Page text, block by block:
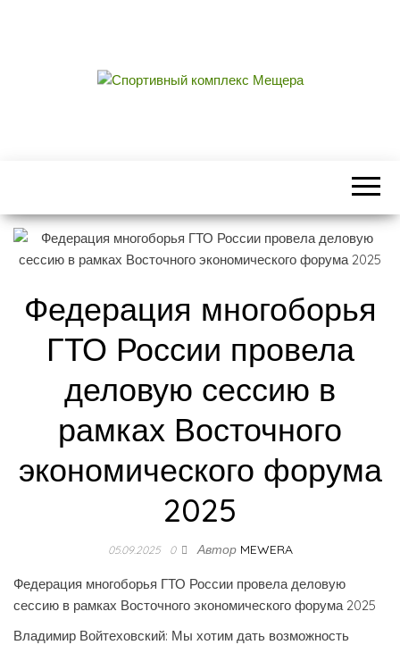
МЕЩЕРА
Федерация многоборья
ГТО России провела
деловую сессию в
рамках Восточного
экономического форума
2025
05.09.2025 0 Автор MEWERA
Федерация многоборья ГТО России провела деловую
сессию в рамках Восточного экономического форума 2025
Владимир Войтеховский: Мы хотим дать возможность